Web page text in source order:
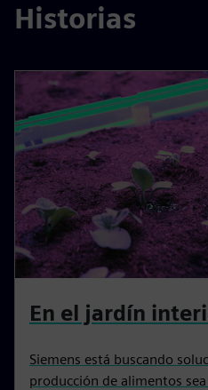
Historias
En el jardín
Siemens está buscando
producción de alimentos